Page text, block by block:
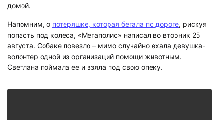
домой.
Напомним, о потеряшке, которая бегала по дороге, рискуя
попасть под колеса, «Мегаполис» написал во вторник 25
августа. Собаке повезло – мимо случайно ехала девушка-
волонтер одной из организаций помощи животным.
Светлана поймала ее и взяла под свою опеку.